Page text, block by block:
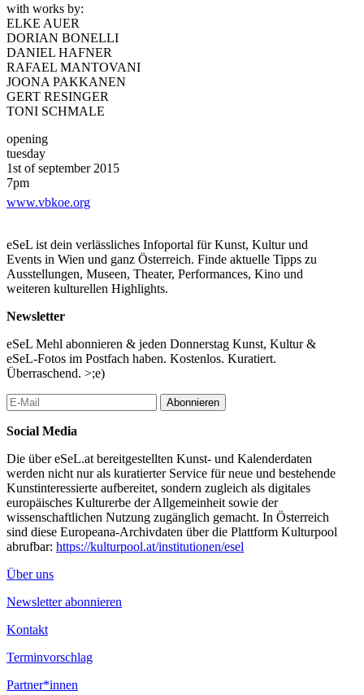
with works by:
ELKE AUER
DORIAN BONELLI
DANIEL HAFNER
RAFAEL MANTOVANI
JOONA PAKKANEN
GERT RESINGER
TONI SCHMALE
opening
tuesday
1st of september 2015
7pm
Vereinigung bildender Künstlerinnen Österreichs
1010 Vienna
duration
02.09.15 - 22.09.15
opening hours
friday and saturday 3pm-7pm
MODERN HOLES is about:
wet holes and dry holes,
techno holes and bio holes,
sticky masculinity and hormones,
fluids and tissues,
depression, dopamine and drugs,
the title not only refers to our pleasure holes and how they shape
our desires, but also to the holes in our hearts and heads, and the
ones we hide in because we are fragile and lonely.
what is a hole?
the encyclopedia says:
a hollow place or cavity;
an excavation;
a pit;
an opening in or through a solid body, a fabric, etc.;
a rent;
people who know some things about black holes say that the only
www.vbkoe.org
eSeL ist dein verlässliches Infoportal für Kunst, Kultur und
Events in Wien und ganz Österreich. Finde aktuelle Tipps zu
Ausstellungen, Museen, Theater, Performances, Kino und
weiteren kulturellen Highlights.
Newsletter
eSeL Mehl abonnieren & jeden Donnerstag Kunst, Kultur &
eSeL-Fotos im Postfach haben. Kostenlos. Kuratiert.
Überraschend. >;e)
Abonnieren
Social Media
Die über eSeL.at bereitgestellten Kunst- und Kalenderdaten
werden nicht nur als kuratierter Service für neue und bestehende
Kunstinteressierte aufbereitet, sondern zugleich als digitales
europäisches Kulturerbe der Allgemeinheit sowie der
wissenschaftlichen Nutzung zugänglich gemacht. In Österreich
sind diese Europeana-Archivdaten über die Plattform Kulturpool
abrufbar: https://kulturpool.at/institutionen/esel
Über uns
Newsletter abonnieren
Kontakt
Terminvorschlag
Partner*innen